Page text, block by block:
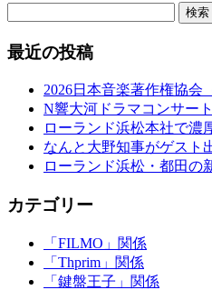
検索
最近の投稿
2026日本音楽著作権協会
N響大河ドラマコンサー
ローランド浜松本社で濃
なんと大野知事がゲスト
ローランド浜松・都田の
カテゴリー
「FILMO」関係
「Thprim」関係
「鍵盤王子」関係